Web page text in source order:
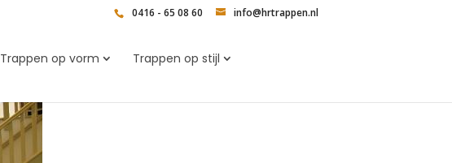
0416 - 65 08 60 info@hrtrappen.nl
Trappen op vorm Trappen op stijl